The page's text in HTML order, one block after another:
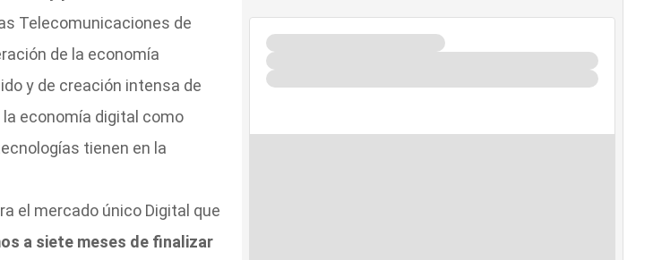
Telecomunicaciones de
de la economía
y de creación intensa de
la economía digital como
tienen en la
el mercado único Digital que
a siete meses de finalizar